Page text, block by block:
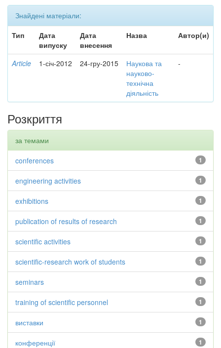
Знайдені матеріали:
Тип
Дата
випуску
Дата
внесення
Назва Автор(и)
Article 1-січ-2012 24-гру-2015
Наукова та
науково-
технічна
діяльність
-
Розкриття
за темами
1
conferences
1
engineering activities
1
exhibitions
1
publication of results of research
1
scientific activities
1
scientific-research work of students
1
seminars
1
training of scientific personnel
1
виставки
1
конференції